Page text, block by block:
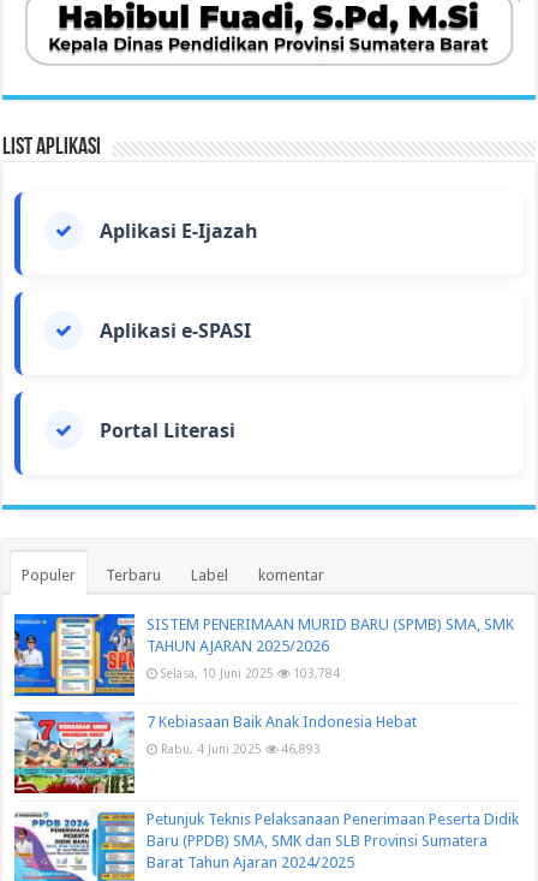
List Aplikasi
Aplikasi E-Ijazah
Aplikasi e-SPASI
Portal Literasi
Populer Terbaru Label komentar
SISTEM PENERIMAAN MURID BARU (SPMB) SMA, SMK
TAHUN AJARAN 2025/2026
Selasa, 10 Juni 2025 103,784
7 Kebiasaan Baik Anak Indonesia Hebat
Rabu, 4 Juni 2025 46,893
Petunjuk Teknis Pelaksanaan Penerimaan Peserta Didik
Baru (PPDB) SMA, SMK dan SLB Provinsi Sumatera
Barat Tahun Ajaran 2024/2025